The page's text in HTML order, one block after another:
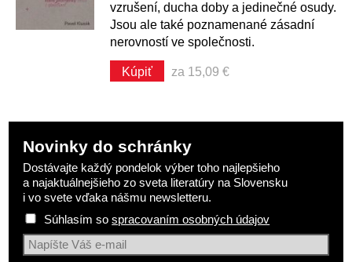
vzrušení, ducha doby a jedinečné osudy.
Jsou ale také poznamenané zásadní
nerovností ve společnosti.
Kúpiť za 15,09 €
Novinky do schránky
Dostávajte každý pondelok výber toho najlepšieho
a najaktuálnejšieho zo sveta literatúry na Slovensku
i vo svete vďaka nášmu newsletteru.
Súhlasím sospracovaním osobných údajov